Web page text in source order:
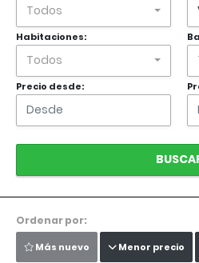
Todos
Habitaciones:
Todos
Precio desde:
Ordenar por:
Más nuevo Menor precio